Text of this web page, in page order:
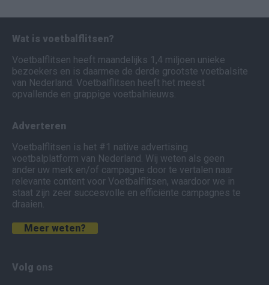
Wat is voetbalflitsen?
Voetbalflitsen heeft maandelijks 1,4 miljoen unieke
bezoekers en is daarmee de derde grootste voetbalsite
van Nederland. Voetbalflitsen heeft het meest
opvallende en grappige voetbalnieuws.
Adverteren
Voetbalflitsen is het #1 native advertising
voetbalplatform van Nederland. Wij weten als geen
ander uw merk en/of campagne door te vertalen naar
relevante content voor Voetbalflitsen, waardoor we in
staat zijn zeer succesvolle en efficiënte campagnes te
draaien.
Meer weten?
Volg ons